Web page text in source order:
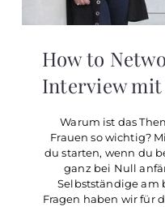
How to
Interview mit
Warum ist das
Frauen so wichtig?
du starten, wenn du
ganz bei Null
Selbstständige am
Fragen haben wir für